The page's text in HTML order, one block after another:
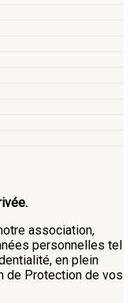
association,
personnelles tel
en plein
de Protection de vos